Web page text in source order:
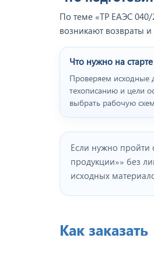
По теме «ТР ЕАЭС
возникают возвраты
Что нужно на старте
Проверяем исходные
техописанию и цели
выбрать рабочую
Если нужно
продукции»» без
исходных
Как заказать